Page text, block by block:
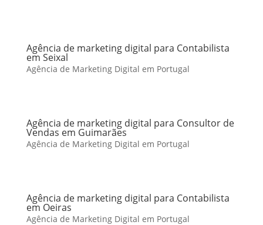
Agência de marketing digital para Contabilista
em Seixal
Agência de Marketing Digital em Portugal
Agência de marketing digital para Consultor de
Vendas em Guimarães
Agência de Marketing Digital em Portugal
Agência de marketing digital para Contabilista
em Oeiras
Agência de Marketing Digital em Portugal